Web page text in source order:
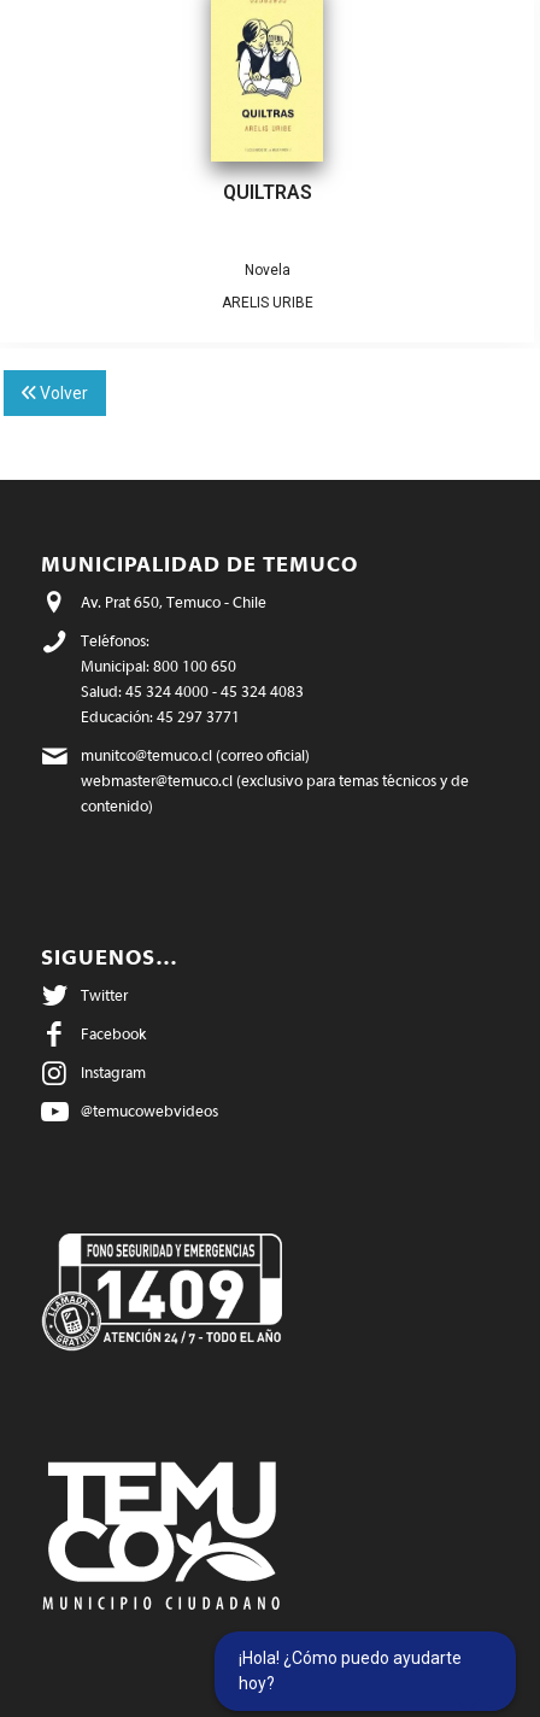
QUILTRAS
Novela
ARELIS URIBE
Volver
MUNICIPALIDAD DE TEMUCO
Av. Prat 650, Temuco - Chile
Teléfonos:
Municipal: 800 100 650
Salud: 45 324 4000 - 45 324 4083
Educación: 45 297 3771
munitco@temuco.cl(correo oficial)
webmaster@temuco.cl(exclusivo para temas técnicos y de
contenido)
SIGUENOS…
Twitter
Facebook
Instagram
@temucowebvideos
¡Hola! ¿Cómo puedo ayudarte
hoy?